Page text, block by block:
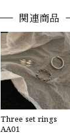
関連商品
Three set rings
AA01